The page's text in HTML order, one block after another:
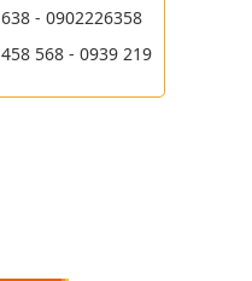
- 0902226358
568 - 0939 219